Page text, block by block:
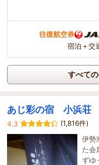
往復航空券
宿泊＋交
すべて
あじ彩の宿 小浜荘
4.3
(1,816件)
伊勢
た会
ずゆ